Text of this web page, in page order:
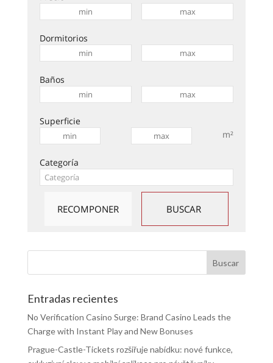
Dormitorios
Baños
Superficie
m²
Categoría
Entradas recientes
No Verification Casino Surge: Brand Casino Leads the
Charge with Instant Play and New Bonuses
Prague-Castle-Tickets rozšiřuje nabídku: nové funkce,